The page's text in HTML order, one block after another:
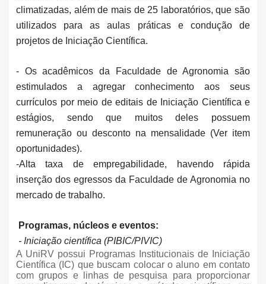
climatizadas, além de mais de 25 laboratórios, que são
utilizados para as aulas práticas e condução de
projetos de Iniciação Científica.
- Os acadêmicos da Faculdade de Agronomia são
estimulados a agregar conhecimento aos seus
currículos por meio de editais de Iniciação Científica e
estágios, sendo que muitos deles possuem
remuneração ou desconto na mensalidade (Ver item
oportunidades).
-Alta taxa de empregabilidade, havendo rápida
inserção dos egressos da Faculdade de Agronomia no
mercado de trabalho.
Programas, núcleos e eventos:
- Iniciação científica (PIBIC/PIVIC)
A UniRV possui Programas Institucionais de Iniciação
Científica (IC) que buscam colocar o aluno em contato
com grupos e linhas de pesquisa para proporcionar